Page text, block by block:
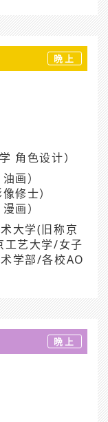
晩上
角色设计）
画）
修士）
画）
大学(旧称京
工艺大学/女子
学部/各校AO
晩上